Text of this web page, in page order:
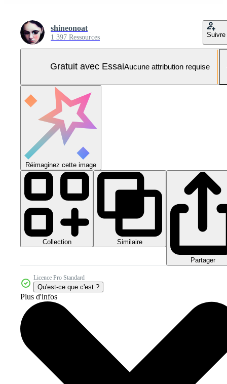
shineonoat
1 397 Ressources Suivre
Gratuit avec EssaiAucune attribution requise
Réimaginez cette image
Collection Similaire
Partager
Licence Pro Standard
Qu'est-ce que c'est ?
Plus d'infos